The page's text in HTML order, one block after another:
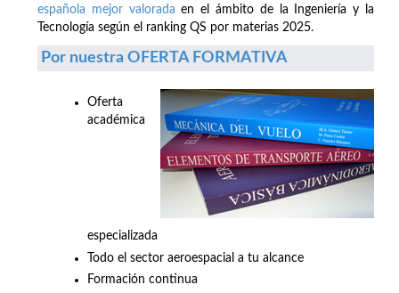
española mejor valorada en el ámbito de la Ingeniería y la
Tecnología según el ranking QS por materias 2025.
Por nuestra OFERTA FORMATIVA
Oferta
académica
especializada
Todo el sector aeroespacial a tu alcance
Formación continua